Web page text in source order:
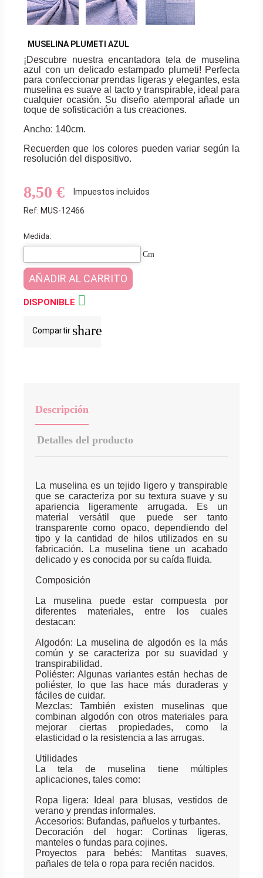
MUSELINA PLUMETI AZUL
¡Descubre nuestra encantadora tela de muselina
azul con un delicado estampado plumeti! Perfecta
para confeccionar prendas ligeras y elegantes, esta
muselina es suave al tacto y transpirable, ideal para
cualquier ocasión. Su diseño atemporal añade un
toque de sofisticación a tus creaciones.
Ancho: 140cm.
Recuerden que los colores pueden variar según la
resolución del dispositivo.
8,50 €
Impuestos incluidos
Ref: MUS-12466
Medida:
Cm
AÑADIR AL CARRITO
DISPONIBLE 
Compartir share
Descripción
Detalles del producto
La muselina es un tejido ligero y transpirable
que se caracteriza por su textura suave y su
apariencia ligeramente arrugada. Es un
material versátil que puede ser tanto
transparente como opaco, dependiendo del
tipo y la cantidad de hilos utilizados en su
fabricación. La muselina tiene un acabado
delicado y es conocida por su caída fluida.
Composición
La muselina puede estar compuesta por
diferentes materiales, entre los cuales
destacan:
Algodón: La muselina de algodón es la más
común y se caracteriza por su suavidad y
transpirabilidad.
Poliéster: Algunas variantes están hechas de
poliéster, lo que las hace más duraderas y
fáciles de cuidar.
Mezclas: También existen muselinas que
combinan algodón con otros materiales para
mejorar ciertas propiedades, como la
elasticidad o la resistencia a las arrugas.
Utilidades
La tela de muselina tiene múltiples
aplicaciones, tales como:
Ropa ligera: Ideal para blusas, vestidos de
verano y prendas informales.
Accesorios: Bufandas, pañuelos y turbantes.
Decoración del hogar: Cortinas ligeras,
manteles o fundas para cojines.
Proyectos para bebés: Mantitas suaves,
pañales de tela o ropa para recién nacidos.